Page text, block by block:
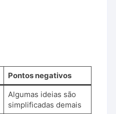
Pontos negativos
Algumas ideias são
simplificadas demais